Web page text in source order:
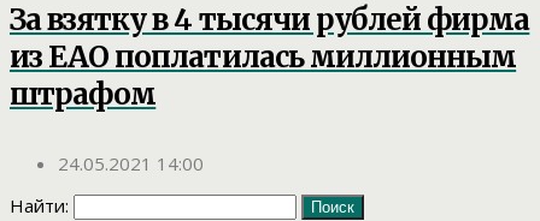
За взятку в 4 тысячи рублей фирма
из ЕАО поплатилась миллионным
штрафом
24.05.2021 14:00
Найти: